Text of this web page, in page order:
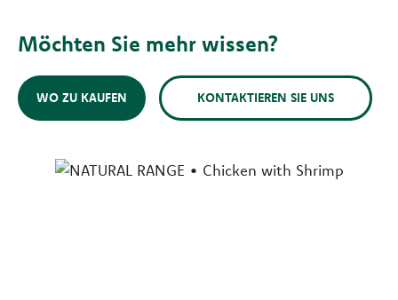
Möchten Sie mehr wissen?
WO ZU KAUFEN KONTAKTIEREN SIE UNS